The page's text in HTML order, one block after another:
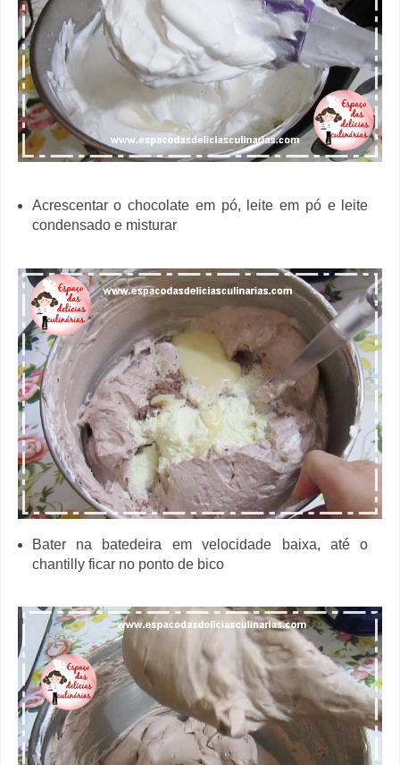
Acrescentar o chocolate em pó, leite em pó e leite
condensado e misturar
Bater na batedeira em velocidade baixa, até o
chantilly ficar no ponto de bico